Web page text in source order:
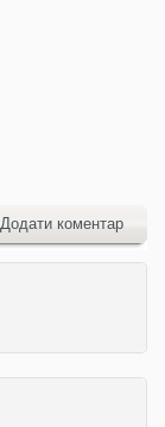
Додати коментар